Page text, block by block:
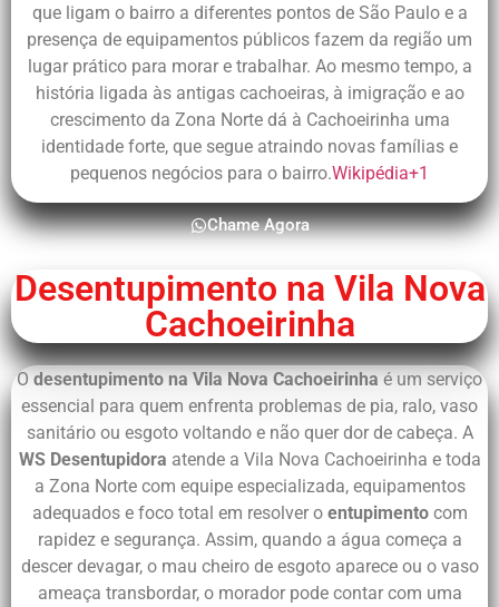
que ligam o bairro a diferentes pontos de São Paulo e a
presença de equipamentos públicos fazem da região um
lugar prático para morar e trabalhar. Ao mesmo tempo, a
história ligada às antigas cachoeiras, à imigração e ao
crescimento da Zona Norte dá à Cachoeirinha uma
identidade forte, que segue atraindo novas famílias e
pequenos negócios para o bairro.Wikipédia+1
Chame Agora
Desentupimento na Vila Nova
Cachoeirinha
O desentupimento na Vila Nova Cachoeirinha é um serviço
essencial para quem enfrenta problemas de pia, ralo, vaso
sanitário ou esgoto voltando e não quer dor de cabeça. A
WS Desentupidora atende a Vila Nova Cachoeirinha e toda
a Zona Norte com equipe especializada, equipamentos
adequados e foco total em resolver o entupimentocom
rapidez e segurança. Assim, quando a água começa a
descer devagar, o mau cheiro de esgoto aparece ou o vaso
ameaça transbordar, o morador pode contar com uma